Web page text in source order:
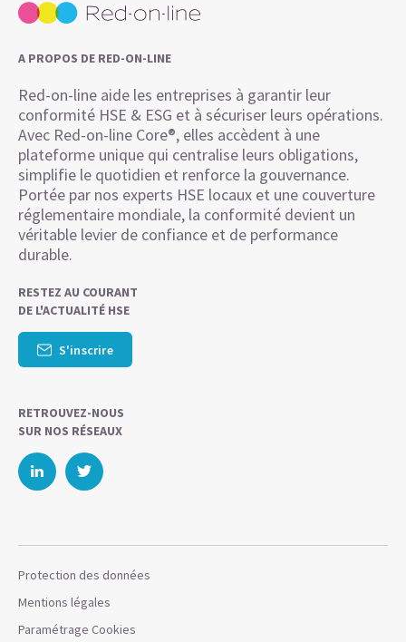
A PROPOS DE RED-ON-LINE
Red-on-line aide les entreprises à garantir leur
conformité HSE & ESG et à sécuriser leurs opérations.
Avec Red-on-line Core®, elles accèdent à une
plateforme unique qui centralise leurs obligations,
simplifie le quotidien et renforce la gouvernance.
Portée par nos experts HSE locaux et une couverture
réglementaire mondiale, la conformité devient un
véritable levier de confiance et de performance
durable.
RESTEZ AU COURANT
DE L'ACTUALITÉ HSE
S'inscrire
RETROUVEZ-NOUS
SUR NOS RÉSEAUX
Protection des données
Mentions légales
Paramétrage Cookies